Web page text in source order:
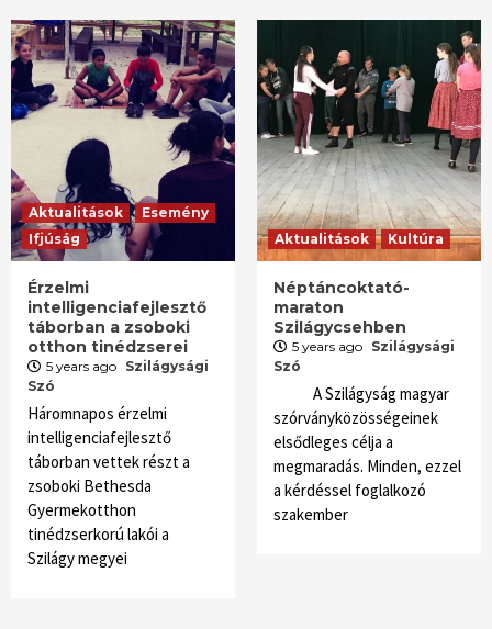
Aktualitások
Esemény
Ifjúság
Érzelmi
intelligenciafejlesztő
táborban a zsoboki
otthon tinédzserei
5 years ago Szilágysági
Szó
Háromnapos érzelmi
intelligenciafejlesztő
táborban vettek részt a
zsoboki Bethesda
Gyermekotthon
tinédzserkorú lakói a
Szilágy megyei
Aktualitások Kultúra
Néptáncoktató-
maraton
Szilágycsehben
5 years ago Szilágysági
Szó
A Szilágyság magyar
szórványközösségeinek
elsődleges célja a
megmaradás. Minden, ezzel
a kérdéssel foglalkozó
szakember